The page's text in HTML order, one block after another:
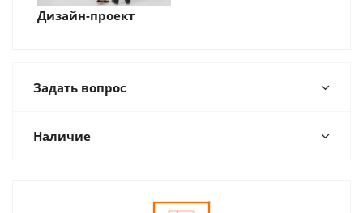
Дизайн-проект
Задать вопрос
Наличие